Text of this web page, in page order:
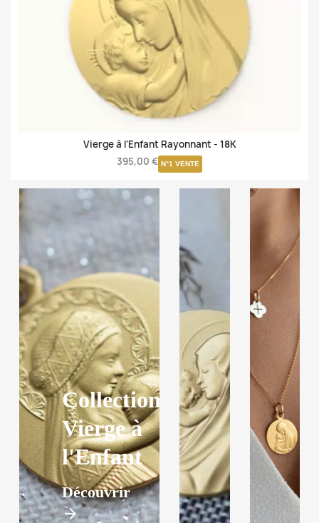
Vierge à l'Enfant Rayonnant - 18K
395,00 € N°1 VENTE
Collection
Vierge à
l'Enfant
Découvrir
